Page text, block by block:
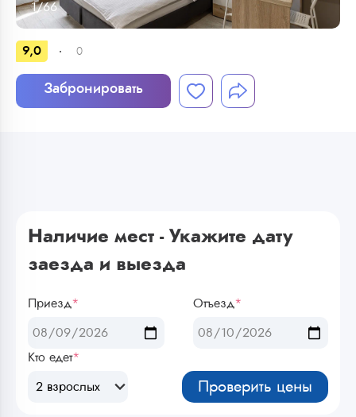
1/66
9,0 0
Забронировать
Наличие мест - Укажите дату
заезда и выезда
Приезд* Отъезд*
Кто едет*
2 взрослых Проверить цены